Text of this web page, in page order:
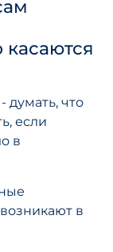
думать, что
если
в
в